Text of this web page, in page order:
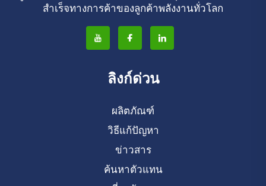
สําเร็จทางการค้าของลูกค้าพลังงานทั่วโลก
ลิงก์ด่วน
ผลิตภัณฑ์
วิธีแก้ปัญหา
ข่าวสาร
ค้นหาตัวแทน